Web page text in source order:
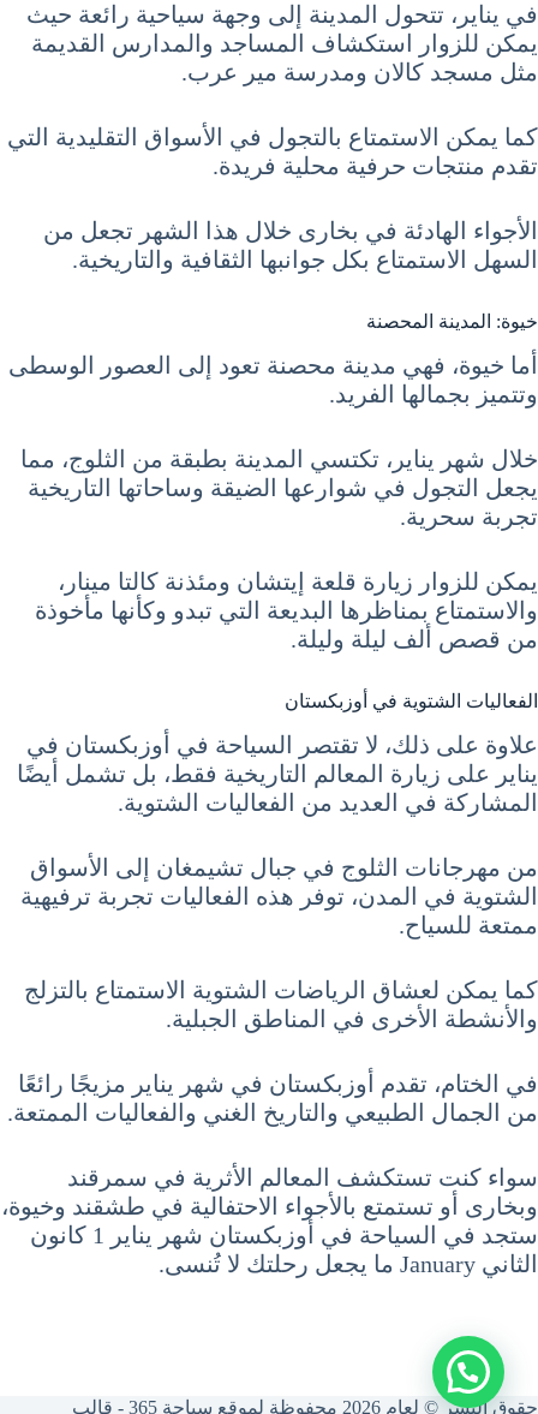
في يناير، تتحول المدينة إلى وجهة سياحية رائعة حيث
يمكن للزوار استكشاف المساجد والمدارس القديمة
مثل مسجد كالان ومدرسة مير عرب.
كما يمكن الاستمتاع بالتجول في الأسواق التقليدية التي
تقدم منتجات حرفية محلية فريدة.
الأجواء الهادئة في بخارى خلال هذا الشهر تجعل من
السهل الاستمتاع بكل جوانبها الثقافية والتاريخية.
خيوة: المدينة المحصنة
أما خيوة، فهي مدينة محصنة تعود إلى العصور الوسطى
وتتميز بجمالها الفريد.
خلال شهر يناير، تكتسي المدينة بطبقة من الثلوج، مما
يجعل التجول في شوارعها الضيقة وساحاتها التاريخية
تجربة سحرية.
يمكن للزوار زيارة قلعة إيتشان ومئذنة كالتا مينار،
والاستمتاع بمناظرها البديعة التي تبدو وكأنها مأخوذة
من قصص ألف ليلة وليلة.
الفعاليات الشتوية في أوزبكستان
علاوة على ذلك، لا تقتصر السياحة في أوزبكستان في
يناير على زيارة المعالم التاريخية فقط، بل تشمل أيضًا
المشاركة في العديد من الفعاليات الشتوية.
من مهرجانات الثلوج في جبال تشيمغان إلى الأسواق
الشتوية في المدن، توفر هذه الفعاليات تجربة ترفيهية
ممتعة للسياح.
كما يمكن لعشاق الرياضات الشتوية الاستمتاع بالتزلج
والأنشطة الأخرى في المناطق الجبلية.
في الختام، تقدم أوزبكستان في شهر يناير مزيجًا رائعًا
من الجمال الطبيعي والتاريخ الغني والفعاليات الممتعة.
سواء كنت تستكشف المعالم الأثرية في سمرقند
وبخارى أو تستمتع بالأجواء الاحتفالية في طشقند وخيوة،
ستجد في السياحة في أوزبكستان شهر يناير 1 كانون
الثاني January ما يجعل رحلتك لا تُنسى.
حقوق النشر © لعام 2026 محفوظة لموقع سياحة 365 - قالب